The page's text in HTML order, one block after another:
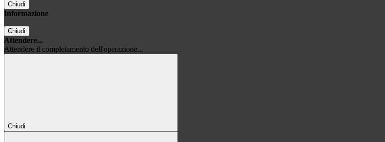
Chiudi
Informazione
Chiudi
Attendere...
Attendere il completamento dell'operazione...
Chiudi